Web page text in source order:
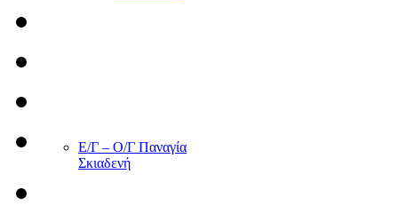
Ε/Γ – Ο/Γ Παναγία
Σκιαδενή